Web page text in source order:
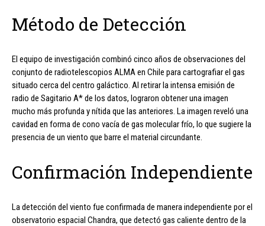
Método de Detección
El equipo de investigación combinó cinco años de observaciones del
conjunto de radiotelescopios ALMA en Chile para cartografiar el gas
situado cerca del centro galáctico. Al retirar la intensa emisión de
radio de Sagitario A* de los datos, lograron obtener una imagen
mucho más profunda y nítida que las anteriores. La imagen reveló una
cavidad en forma de cono vacía de gas molecular frío, lo que sugiere la
presencia de un viento que barre el material circundante.
Confirmación Independiente
La detección del viento fue confirmada de manera independiente por el
observatorio espacial Chandra, que detectó gas caliente dentro de la